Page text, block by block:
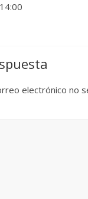
electrónico no